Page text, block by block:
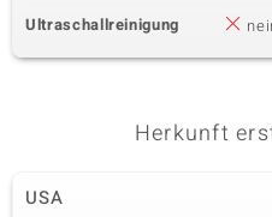
Ultraschallreinigung
Herkunft
USA